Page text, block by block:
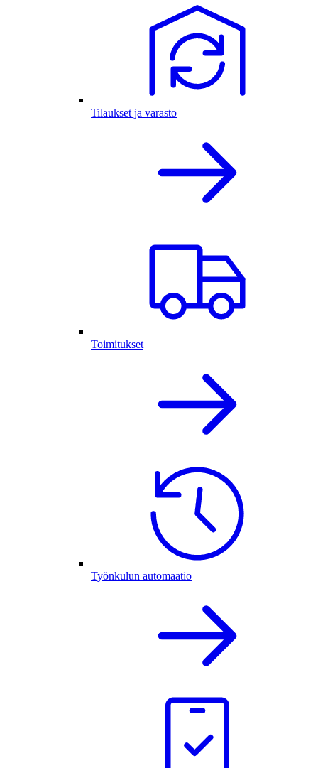
Tilaukset ja varasto
Toimitukset
Työnkulun automaatio